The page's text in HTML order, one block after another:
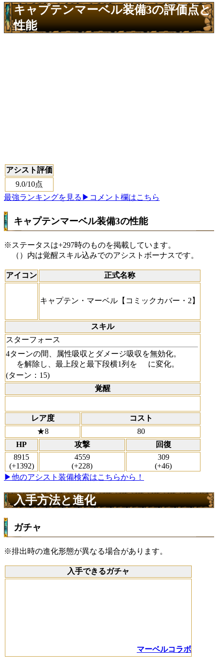
キャプテンマーベル装備3の評価点と
性能
アシスト評価
9.0/10点
最強ランキングを見る ▶コメント欄はこちら
キャプテンマーベル装備3の性能
※ステータスは+297時のものを掲載しています。
（）内は覚醒スキル込みでのアシストボーナスです。
アイコン 正式名称
キャプテン・マーベル【コミックカバー・2】
スキル
スターフォース
4ターンの間、属性吸収とダメージ吸収を無効化。
を解除し、最上段と最下段横1列を
に変化。
(ターン：15)
覚醒
レア度
コスト
★8
80
HP
攻撃
回復
8915
(+1392)
4559
(+228)
309
(+46)
▶他のアシスト装備検索はこちらから！
入手方法と進化
ガチャ
※排出時の進化形態が異なる場合があります。
入手できるガチャ
マーベルコラボ